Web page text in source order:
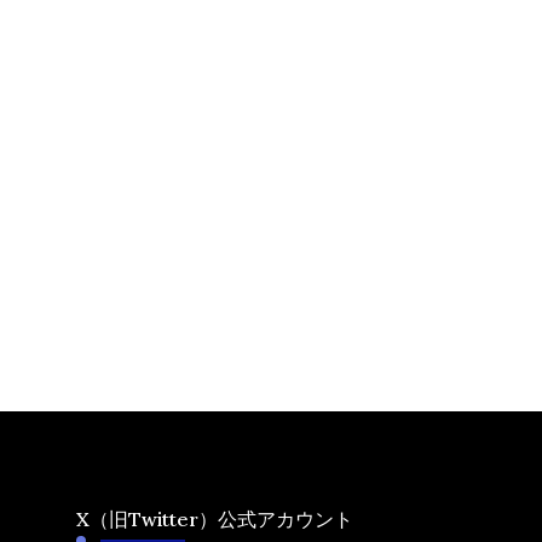
X（旧Twitter）公式アカウント